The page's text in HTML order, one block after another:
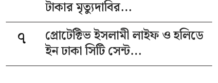
টাকার মৃত্যুদাবির...
৭
প্রোটেক্টিভ ইসলামী লাইফ ও হলিডে
ইন ঢাকা সিটি সেন্ট...